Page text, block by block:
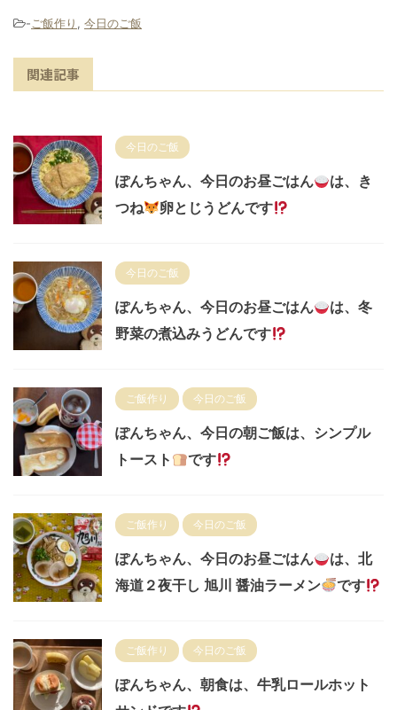
-ご飯作り , 今日のご飯
関連記事
今日のご飯
ぽんちゃん、今日のお昼ごはん
は、き
つね
卵とじうどんです
今日のご飯
ぽんちゃん、今日のお昼ごはん
は、冬
野菜の煮込みうどんです
ご飯作り 今日のご飯
ぽんちゃん、今日の朝ご飯は、シンプル
トースト
です
ご飯作り 今日のご飯
ぽんちゃん、今日のお昼ごはん
は、北
海道２夜干し 旭川 醤油ラーメン
です
ご飯作り 今日のご飯
ぽんちゃん、朝食は、牛乳ロールホット